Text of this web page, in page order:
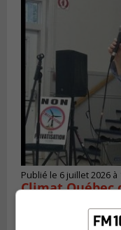
Publié le 6 juillet 2026 à
Climat Québec